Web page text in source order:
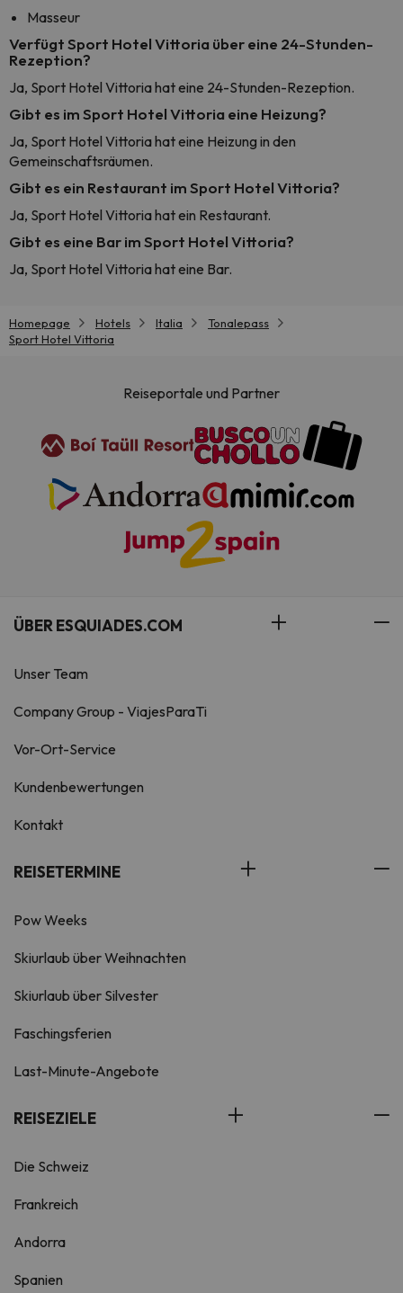
Masseur
Verfügt Sport Hotel Vittoria über eine 24-Stunden-
Rezeption?
Ja, Sport Hotel Vittoria hat eine 24-Stunden-Rezeption.
Gibt es im Sport Hotel Vittoria eine Heizung?
Ja, Sport Hotel Vittoria hat eine Heizung in den
Gemeinschaftsräumen.
Gibt es ein Restaurant im Sport Hotel Vittoria?
Ja, Sport Hotel Vittoria hat ein Restaurant.
Gibt es eine Bar im Sport Hotel Vittoria?
Ja, Sport Hotel Vittoria hat eine Bar.
Homepage Hotels Italia
Tonalepass
Sport Hotel Vittoria
Reiseportale und Partner
ÜBER ESQUIADES.COM
Unser Team
Company Group - ViajesParaTi
Vor-Ort-Service
Kundenbewertungen
Kontakt
REISETERMINE
Pow Weeks
Skiurlaub über Weihnachten
Skiurlaub über Silvester
Faschingsferien
Last-Minute-Angebote
REISEZIELE
Die Schweiz
Frankreich
Andorra
Spanien